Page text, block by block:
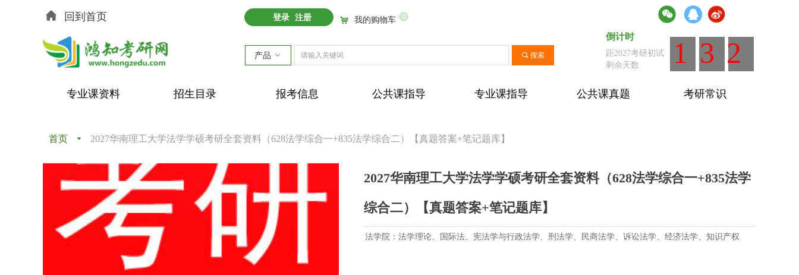
登录 注册
끠 搜索
产品 ꀁ
回到首页
倒计时：距离全国统考剩余天数
倒计时
距2027考研初试
剩余天数
132
专业课资料 招生目录 报考信息 公共课指导 专业课指导 公共课真题 考研常识
낙 我的购物车 0
首页 끙 2027华南理工大学法学学硕考研全套资料（628法学综合一+835法学综合二）【真题答案+笔记题库】
2027华南理工大学法学学硕考研全套资料（628法学综合一+835法学
综合二）【真题答案+笔记题库】
法学院：法学理论、国际法、宪法学与行政法学、刑法学、民商法学、诉讼法学、经济法学、知识产权